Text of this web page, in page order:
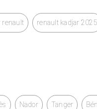
renault renault kadjar 2025
Nador Tanger